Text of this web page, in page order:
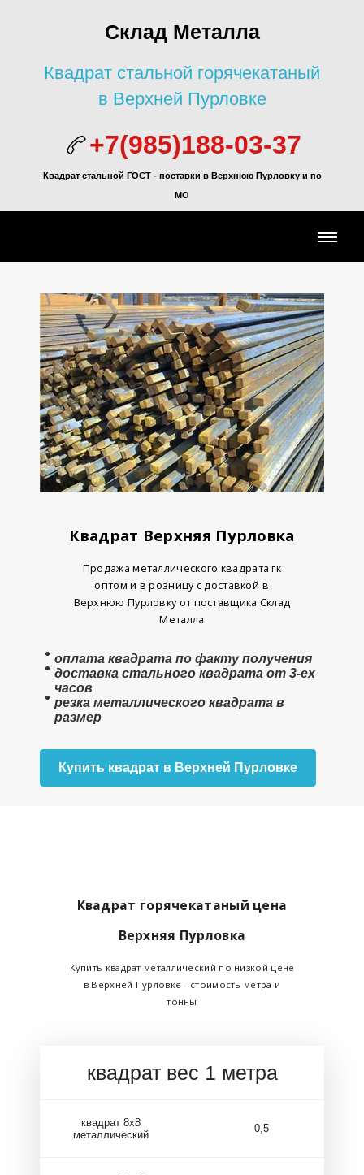
Склад Металла
Квадрат стальной горячекатаный
в Верхней Пурловке
+7(985)188-03-37
Квадрат стальной ГОСТ - поставки в Верхнюю Пурловку и по
МО
Квадрат Верхняя Пурловка
Продажа металлического квадрата гк
оптом и в розницу с доставкой в
Верхнюю Пурловку от поставщика Склад
Металла
оплата квадрата по факту получения
доставка стального квадрата от 3-ех
часов
резка металлического квадрата в
размер
Купить квадрат в Верхней Пурловке
Квадрат горячекатаный цена
Верхняя Пурловка
Купить квадрат металлический по низкой цене
в Верхней Пурловке - стоимость метра и
тонны
квадрат вес 1 метра
квадрат 8х8
металлический
0,5